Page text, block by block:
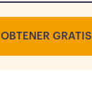
OBTENER GRATIS